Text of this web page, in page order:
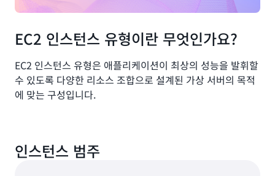
EC2 인스턴스 유형이란 무엇인가요?
EC2 인스턴스 유형은 애플리케이션이 최상의 성능을 발휘할
수 있도록 다양한 리소스 조합으로 설계된 가상 서버의 목적
에 맞는 구성입니다.
인스턴스 범주